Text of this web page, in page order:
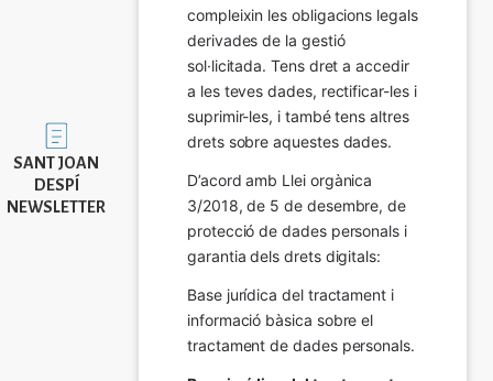
Imatge
SANT JOAN
DESPÍ
NEWSLETTER
compleixin les obligacions legals
derivades de la gestió
sol·licitada. Tens dret a accedir
a les teves dades, rectificar-les i
suprimir-les, i també tens altres
drets sobre aquestes dades.
D’acord amb Llei orgànica
3/2018, de 5 de desembre, de
protecció de dades personals i
garantia dels drets digitals:
Base jurídica del tractament i
informació bàsica sobre el
tractament de dades personals.